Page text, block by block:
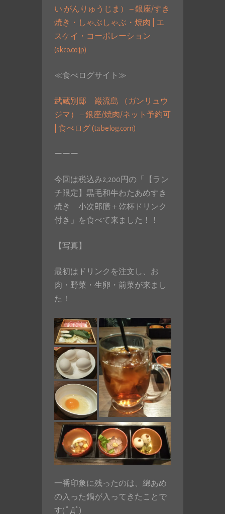
い がんりゅうじま） – 銀座/すき
焼き・しゃぶしゃぶ・焼肉 | エ
スケイ・コーポレーション
(skco.co.jp)
≪食べログサイト≫
武蔵別邸 巌流島 （ガンリュウ
ジマ） – 銀座/焼肉/ネット予約可
| 食べログ (tabelog.com)
ーーー
今回は税込み2,200円の「【ラン
チ限定】黒毛和牛わたあめすき
焼き 小次郎膳＋乾杯ドリンク
付き」を食べて来ました！！
【写真】
最初はドリンクを注文し、お
肉・野菜・生卵・前菜が来まし
た！
一番印象に残ったのは、綿あめ
の入った鍋が入ってきたことで
す( ﾟДﾟ)